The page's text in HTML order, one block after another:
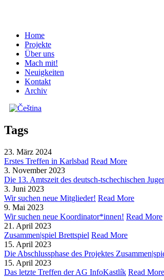
Home
Projekte
Über uns
Mach mit!
Neuigkeiten
Kontakt
Archiv
Tags
23. März 2024
Erstes Treffen in Karlsbad Read More
3. November 2023
Die 13. Amtszeit des deutsch-tschechischen
3. Juni 2023
Wir suchen neue Mitglieder! Read More
9. Mai 2023
Wir suchen neue Koordinator*innen! Read More
21. April 2023
Zusammen|spiel Brettspiel Read More
15. April 2023
Die Abschlussphase des Projektes
15. April 2023
Das letzte Treffen der AG InfoKastlík Read More